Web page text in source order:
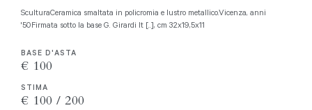
SculturaCeramica smaltata in policromia e lustro metallico.Vicenza, anni
'50Firmata sotto la base G. Girardi It [..], cm 32x19,5x11
BASE D'ASTA
€ 100
STIMA
€ 100 / 200